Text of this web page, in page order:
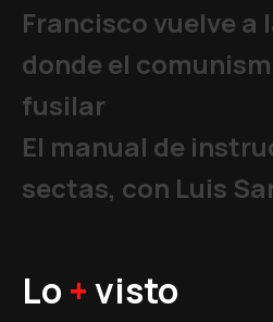
Francisco vuelve a
donde el
fusilar
El manual de
sectas, con Luis
Lo +visto